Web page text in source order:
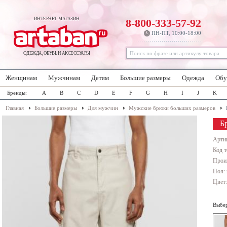
ИНТЕРНЕТ-МАГАЗИН
ОДЕЖДА, ОБУВЬ И АКСЕССУАРЫ
8-800-333-57-92
ПН-ПТ, 10:00-18:00
Женщинам Мужчинам Детям Большие размеры Одежда
Бренды: A B C D E F G H I J K
Главная Большие размеры Для мужчин Мужские брюки больших размеров
Код
Пол: